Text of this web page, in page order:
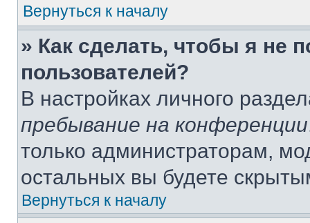
Вернуться к началу
» Как сделать, чтобы я не
пользователей?
В настройках личного
пребывание на конференции
только администраторам,
остальных вы будете
Вернуться к началу